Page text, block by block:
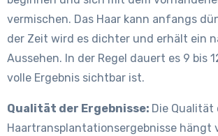
vermischen. Das Haar kann anfangs
der Zeit wird es dichter und erhält ein
Aussehen. In der Regel dauert es 9 bis
volle Ergebnis sichtbar ist.
Qualität der Ergebnisse: Die Qualität
Haartransplantationsergebnisse hängt